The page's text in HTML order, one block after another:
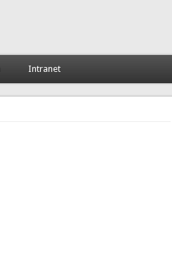
Intranet